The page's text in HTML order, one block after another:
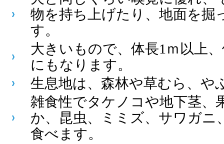
物を持ち上げたり、地面を掘
す。
大きいもので、体長1ｍ以上
にもなります。
生息地は、森林や草むら、や
雑食性でタケノコや地下茎、
か、昆虫、ミミズ、サワガニ
食べます。